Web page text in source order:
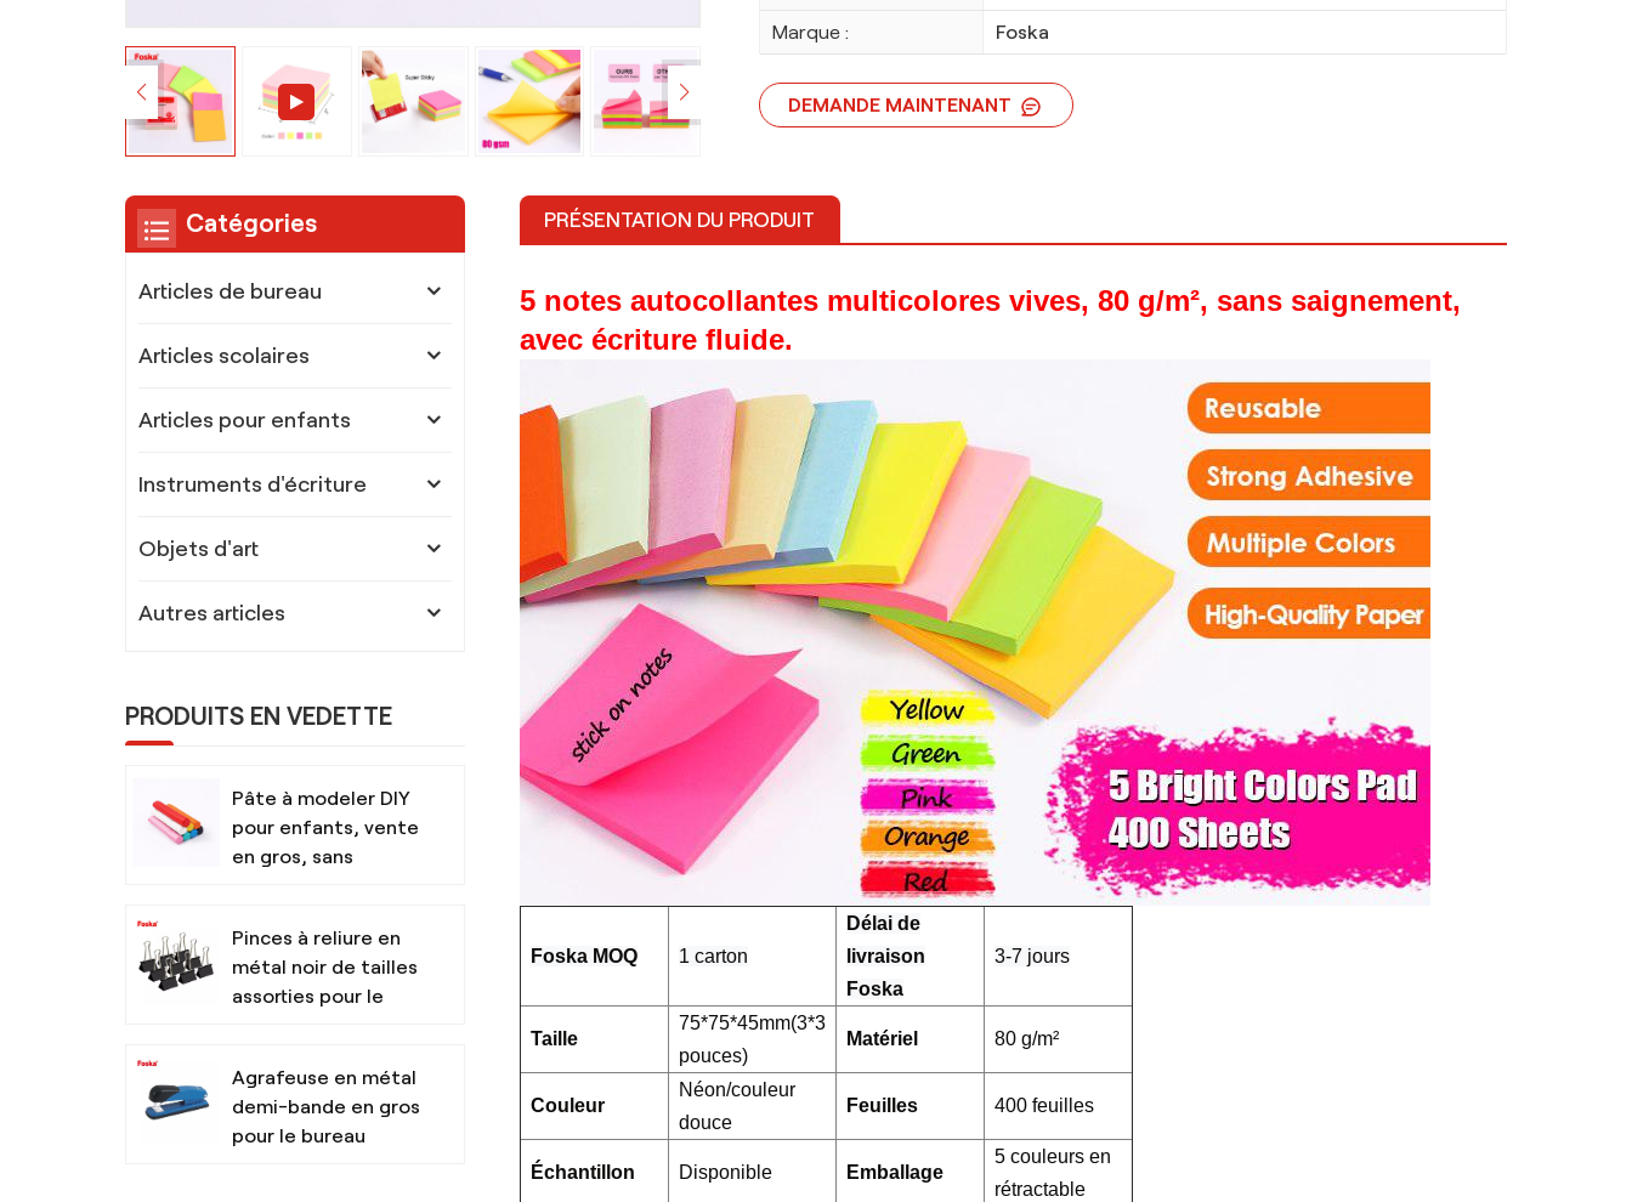
Marque : Foska
DEMANDE MAINTENANT
PRÉSENTATION DU PRODUIT
5 notes autocollantes multicolores vives, 80 g/m², sans saignement,
avec écriture fluide.
Foska MOQ 1 carton
Délai de
livraison
Foska
3-7 jours
Taille
75*75*45mm(3*3
pouces)
Matériel 80 g/m²
Couleur
Néon/couleur
douce
Feuilles 400 feuilles
Échantillon Disponible Emballage
5 couleurs en
rétractable
Catégories
Articles de bureau
Articles scolaires
Articles pour enfants
Instruments d'écriture
Objets d'art
Autres articles
PRODUITS EN VEDETTE
Pâte à modeler DIY
pour enfants, vente
en gros, sans
Pinces à reliure en
métal noir de tailles
assorties pour le
Agrafeuse en métal
demi-bande en gros
pour le bureau